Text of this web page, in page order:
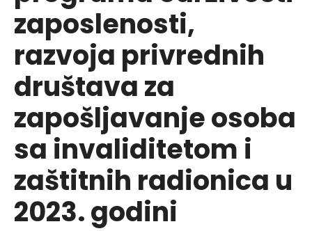
zaposlenosti,
razvoja privrednih
društava za
zapošljavanje osoba
sa invaliditetom i
zaštitnih radionica u
2023. godini